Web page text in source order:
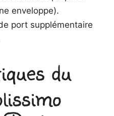
enveloppe).
port supplémentaire
du